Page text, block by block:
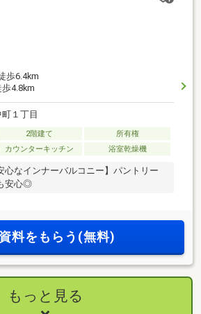
歩6.4km
4.8km
１丁目
2階建て
所有権
カウンターキッチン 浴室乾燥機
心なインナーバルコニー】パントリー
安心◎
資料をもらう(無料)
もっと見る